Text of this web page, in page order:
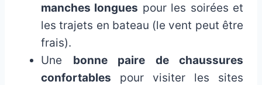
manches longues pour les soirées et
les trajets en bateau (le vent peut être
frais).
Une bonne paire de chaussures
confortables pour visiter les sites